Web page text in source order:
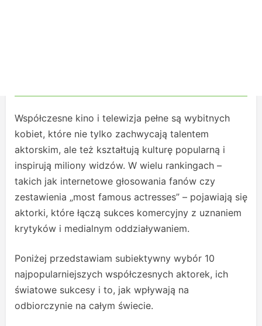
Współczesne kino i telewizja pełne są wybitnych
kobiet, które nie tylko zachwycają talentem
aktorskim, ale też kształtują kulturę popularną i
inspirują miliony widzów. W wielu rankingach –
takich jak internetowe głosowania fanów czy
zestawienia „most famous actresses” – pojawiają się
aktorki, które łączą sukces komercyjny z uznaniem
krytyków i medialnym oddziaływaniem.
Poniżej przedstawiam subiektywny wybór 10
najpopularniejszych współczesnych aktorek, ich
światowe sukcesy i to, jak wpływają na
odbiorczynie na całym świecie.